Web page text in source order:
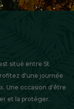
situé entre St
d'une journée
Une occasion d'être
et la protéger.